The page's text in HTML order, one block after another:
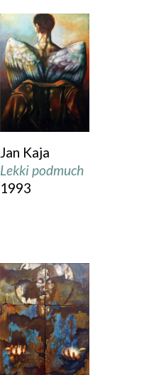
Jan Kaja
Lekki podmuch
1993